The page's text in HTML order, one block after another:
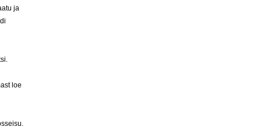
ja
loe